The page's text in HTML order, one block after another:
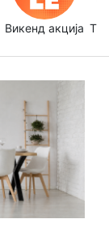
Викенд акција